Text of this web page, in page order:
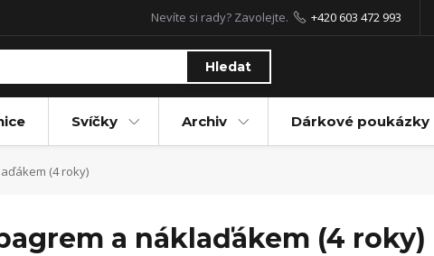
Hledat
Nevíte si rady? Zavolejte. +420 603 472 993
Svíčky Archiv Dárkové poukázky
(4 roky)
a náklaďákem (4 roky)